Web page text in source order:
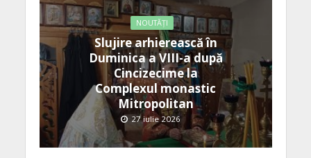
NOUTĂȚI
Slujire arhierească în
Duminica a VIII-a după
Cincizecime la
Complexul monastic
Mitropolitan
27 iulie 2026